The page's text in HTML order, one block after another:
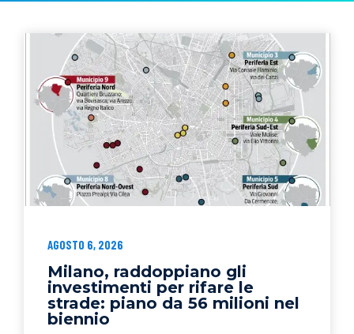
AGOSTO 6, 2026
Milano, raddoppiano gli
investimenti per rifare le
strade: piano da 56 milioni nel
biennio